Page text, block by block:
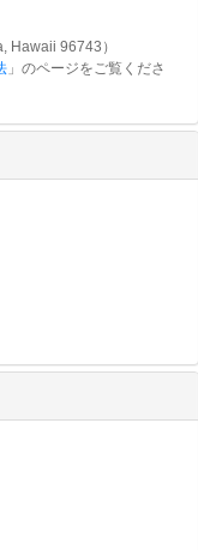
Hawaii 96743）
」のページをご覧くださ